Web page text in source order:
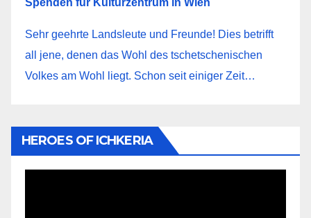
Spenden für Kulturzentrum in Wien
Sehr geehrte Landsleute und Freunde! Dies betrifft
all jene, denen das Wohl des tschetschenischen
Volkes am Wohl liegt. Schon seit einiger Zeit…
HEROES OF ICHKERIA